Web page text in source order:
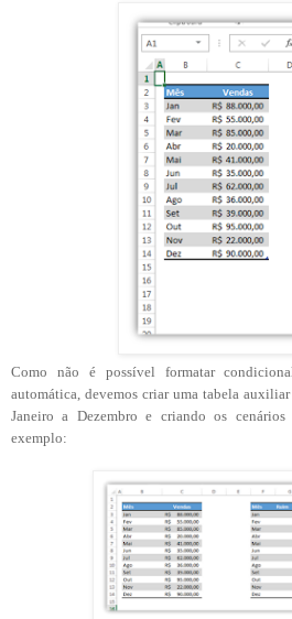
Como não é possível formatar
automática, devemos criar uma tabela
Janeiro a Dezembro e criando os
exemplo: